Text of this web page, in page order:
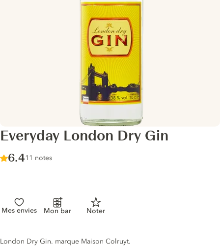
Everyday London Dry Gin
Score :
6.4/ 10
11 notes
Mes envies Mon bar Noter
Description du gin
London Dry Gin. marque Maison Colruyt.